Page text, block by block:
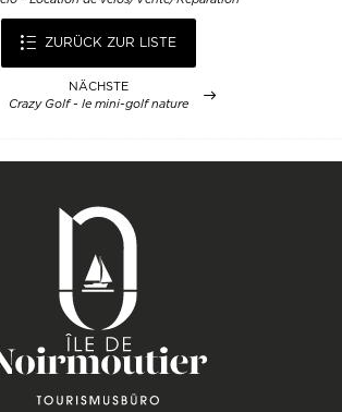
ZURÜCK ZUR LISTE
NÄCHSTE
Crazy Golf - le mini-golf nature